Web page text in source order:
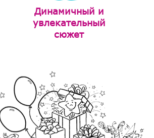
Динамичный и
увлекательный
сюжет